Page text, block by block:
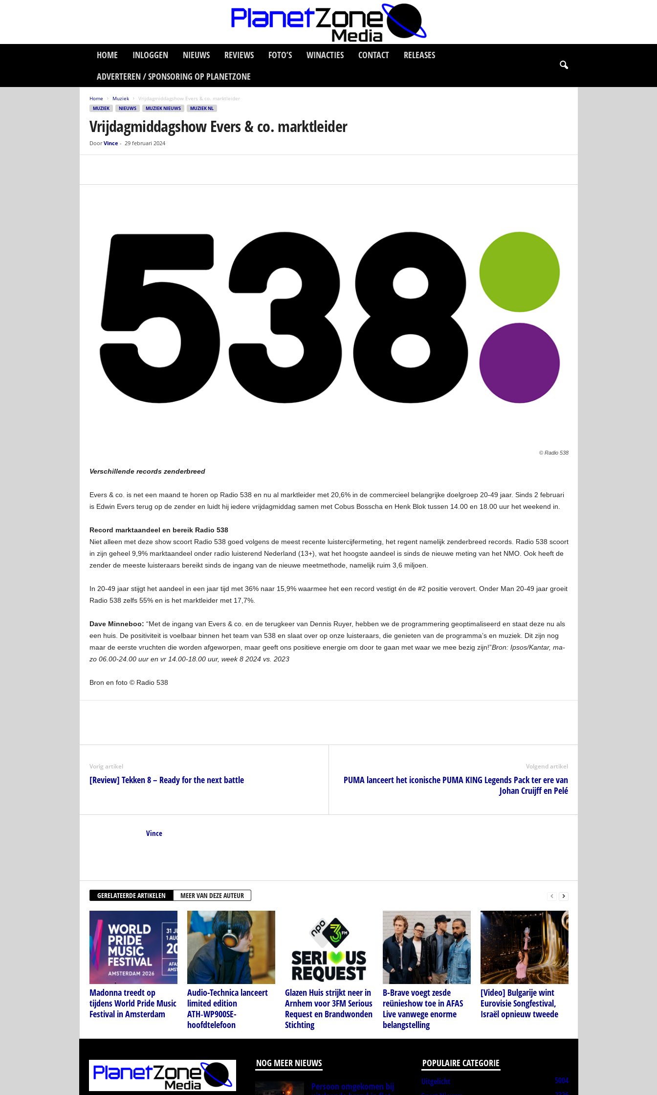
HOME INLOGGEN NIEUWS REVIEWS FOTO’S WINACTIES CONTACT
RELEASES
ADVERTEREN / SPONSORING OP PLANETZONE
Home Muziek Vrijdagmiddagshow Evers & co. marktleider
MUZIEK NIEUWS MUZIEK NIEUWS MUZIEK NL
Vrijdagmiddagshow Evers & co. marktleider
Door Vince - 29 februari 2024
© Radio 538
Verschillende records zenderbreed
Evers & co. is net een maand te horen op Radio 538 en nu al marktleider met 20,6% in de commercieel belangrijke doelgroep 20-49 jaar. Sinds 2 februari
is Edwin Evers terug op de zender en luidt hij iedere vrijdagmiddag samen met Cobus Bosscha en Henk Blok tussen 14.00 en 18.00 uur het weekend in.
Record marktaandeel en bereik Radio 538
Niet alleen met deze show scoort Radio 538 goed volgens de meest recente luistercijfermeting, het regent namelijk zenderbreed records. Radio 538 scoort
in zijn geheel 9,9% marktaandeel onder radio luisterend Nederland (13+), wat het hoogste aandeel is sinds de nieuwe meting van het NMO. Ook heeft de
zender de meeste luisteraars bereikt sinds de ingang van de nieuwe meetmethode, namelijk ruim 3,6 miljoen.
In 20-49 jaar stijgt het aandeel in een jaar tijd met 36% naar 15,9% waarmee het een record vestigt én de #2 positie verovert. Onder Man 20-49 jaar groeit
Radio 538 zelfs 55% en is het marktleider met 17,7%.
Dave Minneboo: “Met de ingang van Evers & co. en de terugkeer van Dennis Ruyer, hebben we de programmering geoptimaliseerd en staat deze nu als
een huis. De positiviteit is voelbaar binnen het team van 538 en slaat over op onze luisteraars, die genieten van de programma’s en muziek. Dit zijn nog
maar de eerste vruchten die worden afgeworpen, maar geeft ons positieve energie om door te gaan met waar we mee bezig zijn!”Bron: Ipsos/Kantar, ma-
zo 06.00-24.00 uur en vr 14.00-18.00 uur, week 8 2024 vs. 2023
Bron en foto © Radio 538
Vorig artikel
[Review] Tekken 8 – Ready for the next battle
Volgend artikel
PUMA lanceert het iconische PUMA KING Legends Pack ter ere van
Johan Cruijff en Pelé
Vince
GERELATEERDE ARTIKELEN MEER VAN DEZE AUTEUR
Madonna treedt op
tijdens World Pride Music
Festival in Amsterdam
Audio-Technica lanceert
limited edition
ATH‑WP900SE-
hoofdtelefoon
Glazen Huis strijkt neer in
Arnhem voor 3FM Serious
Request en Brandwonden
Stichting
B-Brave voegt zesde
reünieshow toe in AFAS
Live vanwege enorme
belangstelling
[Video] Bulgarije wint
Eurovisie Songfestival,
Israël opnieuw tweede
NOG MEER NIEUWS
Persoon omgekomen bij
POPULAIRE CATEGORIE
Uitgelicht
5004